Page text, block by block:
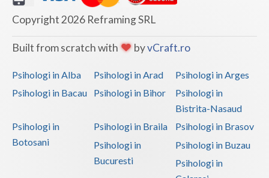
Copyright 2026 Reframing SRL
Built from scratch with byvCraft.ro
Psihologi in Alba Psihologi in Arad
Psihologi in Arges
Psihologi in Bacau
Psihologi in Bihor
Psihologi in
Bistrita-Nasaud
Psihologi in
Botosani
Psihologi in Braila
Psihologi in Brasov
Psihologi in
Bucuresti
Psihologi in Buzau
Psihologi in